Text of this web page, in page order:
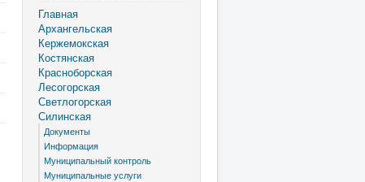
Главная
Архангельская
Кержемокская
Костянская
Красноборская
Лесогорская
Светлогорская
Силинская
Документы
Информация
Муниципальный контроль
Муниципальные услуги